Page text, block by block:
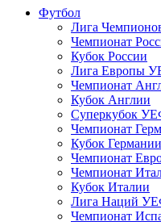
Футбол
Лига
Чемпионат
Кубок России
Лига Европы
Чемпионат
Кубок Англии
Суперкубок
Чемпионат
Кубок Германии
Чемпионат
Чемпионат
Кубок Италии
Лига Наций
Чемпионат